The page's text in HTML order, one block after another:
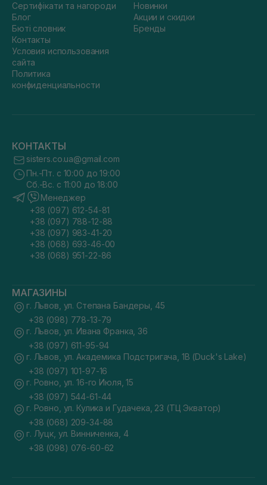
Сертифікати та нагороди
Блог
Бюті словник
Контакты
Условия использования
сайта
Политика
конфиденциальности
Новинки
Акции и скидки
Бренды
КОНТАКТЫ
sisters.co.ua@gmail.com
Пн.-Пт. с 10:00 до 19:00
Сб.-Вс. с 11:00 до 18:00
Менеджер
+38 (097) 612-54-81
+38 (097) 788-12-88
+38 (097) 983-41-20
+38 (068) 693-46-00
+38 (068) 951-22-86
МАГАЗИНЫ
г. Львов, ул. Степана Бандеры, 45
+38 (098) 778-13-79
г. Львов, ул. Ивана Франка, 36
+38 (097) 611-95-94
г. Львов, ул. Академика Подстригача, 1В (Duck's Lake)
+38 (097) 101-97-16
г. Ровно, ул. 16-го Июля, 15
+38 (097) 544-61-44
г. Ровно, ул. Кулика и Гудачека, 23 (ТЦ Экватор)
+38 (068) 209-34-88
г. Луцк, ул. Винниченка, 4
+38 (098) 076-60-62